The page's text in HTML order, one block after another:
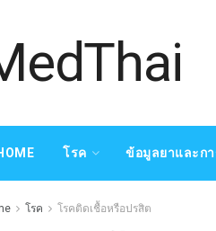
โรค ข้อมูลยาและกา
โรค โรคติดเชื้อหรือปรสิต